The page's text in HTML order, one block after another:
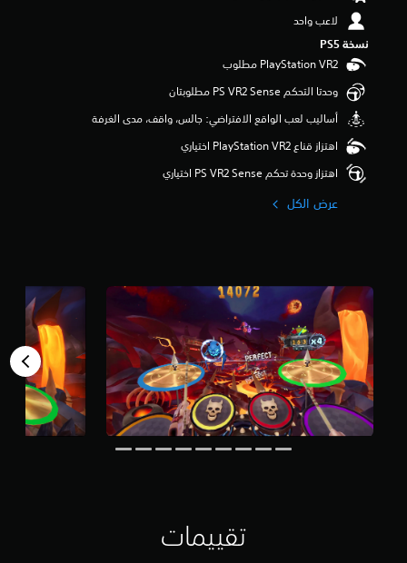
لاعب واحد
نسخة PS5‏
وحدتا التحكم PS VR2 Sense مطلوبتان
‫أساليب لعب الواقع الافتراضي: جالس، واقف، مدى الغرفة
اهتزاز قناع PlayStation VR2 اختياري
اهتزاز وحدة تحكم PS VR2 Sense اختياري
عرض الكل
تقييمات